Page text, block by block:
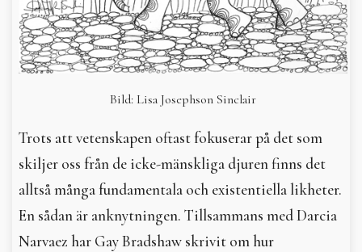
Bild: Lisa Josephson Sinclair
Trots att vetenskapen oftast fokuserar på det som
skiljer oss från de icke-mänskliga djuren finns det
alltså många fundamentala och existentiella likheter.
En sådan är anknytningen. Tillsammans med Darcia
Narvaez har Gay Bradshaw skrivit om hur